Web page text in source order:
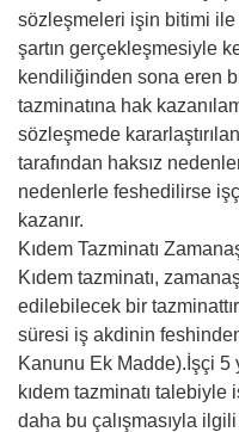
sözleşmeleri işin bitimi ile
şartın gerçekleşmesiyle
kendiliğinden sona eren
tazminatına hak
sözleşmede
tarafından haksız
nedenlerle feshedilirse
kazanır.
Kıdem Tazminatı
Kıdem tazminatı,
edilebilecek bir
süresi iş akdinin
Kanunu Ek Madde).İşçi 5
kıdem tazminatı talebiyle
daha bu çalışmasıyla